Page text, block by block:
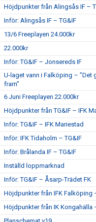
Höjdpunkter från Alingsås IF –
Inför: Alingsås IF – TG&IF
13/6 Freeplayen 24.000kr
22.000kr
Inför: TG&IF – Jonsereds IF
U-laget vann i Falköping – ”Det
fram”
6 Juni Freeplayen 22.000kr
Höjdpunkter från TG&IF – IFK
Inför: TG&IF – IFK Mariestad
Inför: IFK Tidaholm – TG&IF
Inför: Brålanda IF – TG&IF
Inställd loppmarknad
Inför: TG&IF – Åsarp-Trädet FK
Höjdpunkter från IFK Falköping
Höjdpunkter från IK Kongahälla